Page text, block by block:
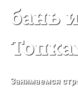
бань
Занимаемся